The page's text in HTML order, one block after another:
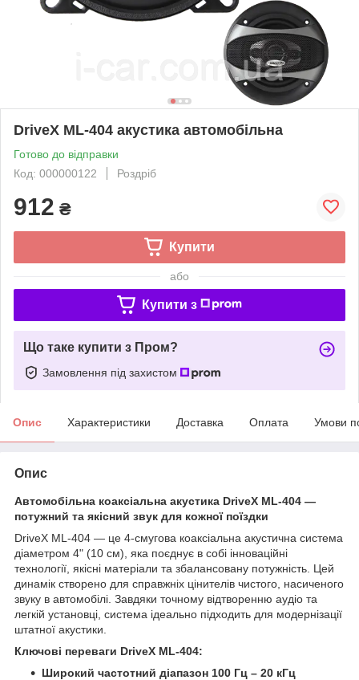
DriveX ML-404 акустика автомобільна
Готово до відправки
Код: 000000122
Роздріб
912 ₴
Купити
або
Купити з
Що таке купити з Пром?
Замовлення під захистом
Опис Характеристики Доставка Оплата Умови
Опис
Автомобільна коаксіальна акустика DriveX ML-404 —
потужний та якісний звук для кожної поїздки
DriveX ML-404 — це 4-смугова коаксіальна акустична система
діаметром 4" (10 см), яка поєднує в собі інноваційні
технології, якісні матеріали та збалансовану потужність. Цей
динамік створено для справжніх цінителів чистого, насиченого
звуку в автомобілі. Завдяки точному відтворенню аудіо та
легкій установці, система ідеально підходить для модернізації
штатної акустики.
Ключові переваги DriveX ML-404:
Широкий частотний діапазон 100 Гц – 20 кГц